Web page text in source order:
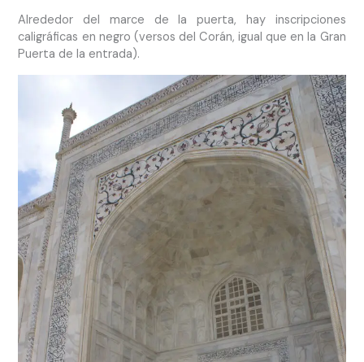
Alrededor del marce de la puerta, hay inscripciones
caligráficas en negro (versos del Corán, igual que en la Gran
Puerta de la entrada).